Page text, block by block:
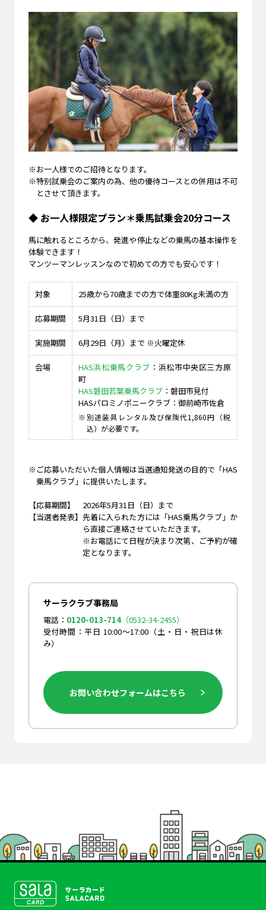
※お一人様でのご招待となります。
※特別試乗会のご案内の為、他の優待コースとの併用は不可
とさせて頂きます。
◆ お一人様限定プラン＊乗馬試乗会20分コース
馬に触れるところから、発進や停止などの乗馬の基本操作を
体験できます！
マンツーマンレッスンなので初めての方でも安心です！
対象 25歳から70歳までの方で体重80Kg未満の方
応募期間 5月31日（日）まで
実施期間 6月29日（月）まで ※火曜定休
会場 HAS浜松乗馬クラブ ：浜松市中央区三方原
町
HAS磐田若葉乗馬クラブ：磐田市見付
HASパロミノポニークラブ：御前崎市佐倉
別途装具レンタル及び保険代1,860円（税
込）が必要です。
※ ご応募いただいた個人情報は当選通知発送の目的で「HAS
乗馬クラブ」に提供いたします。
【応募期間】
2026年5月31日（日）まで
【当選者発表】 先着に入られた方には「HAS乗馬クラブ」か
ら直接ご連絡させていただきます。
※お電話にて日程が決まり次第、ご予約が確
定となります。
サーラクラブ事務局
電話： 0120-013-714（0532-34-2455）
受付時間：平日 10:00〜17:00（土・日・祝日は休
み）
お問い合わせフォームはこちら